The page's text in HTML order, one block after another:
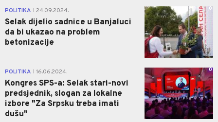
POLITIKA 24.09.2024.
Selak dijelio sadnice u Banjaluci
da bi ukazao na problem
betonizacije
0
POLITIKA 16.06.2024.
Kongres SPS-a: Selak stari-novi
predsjednik, slogan za lokalne
izbore "Za Srpsku treba imati
dušu"
0